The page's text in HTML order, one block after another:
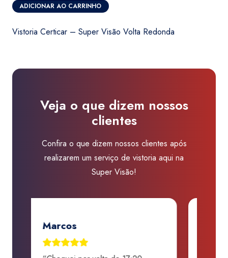
original
era:
R$450,00.
é:
R$410,00.
Vistoria
Certicar
Visão
Redonda
quantidade
ADICIONAR AO CARRINHO
Vistoria Certicar – Super Visão Volta Redonda
Veja o que dizem nossos
clientes
Confira o que dizem nossos clientes após
realizarem um serviço de vistoria aqui na
Super Visão!
Jose Renato A. Martins